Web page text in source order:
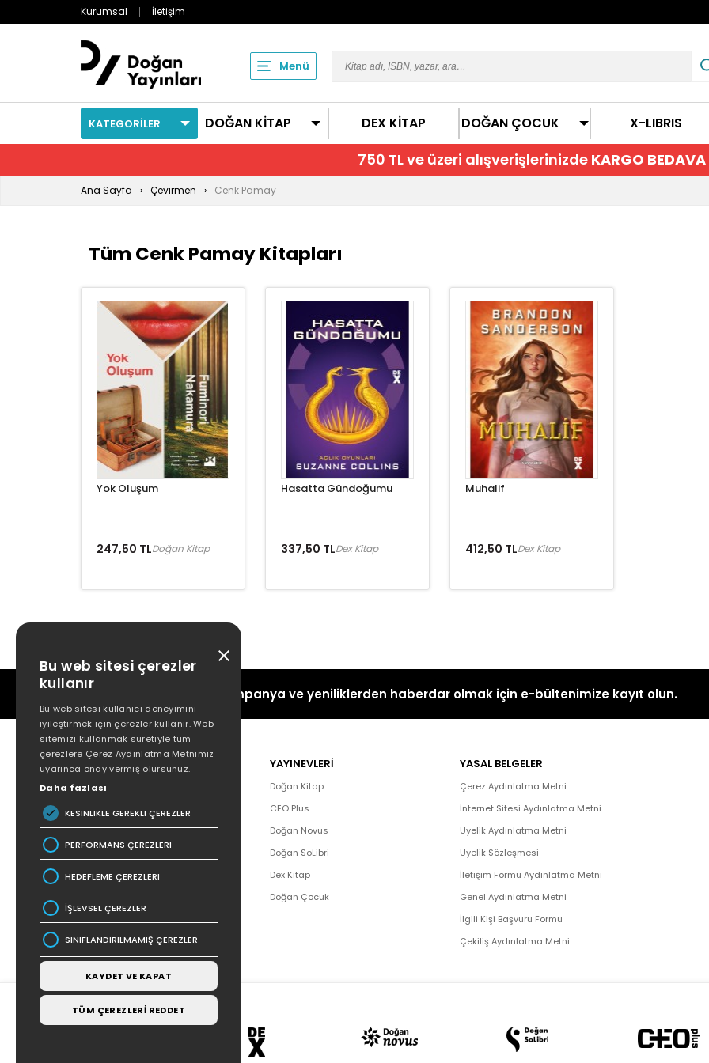
Kurumsal İletişim
Menü
KATEGORİLER DOĞAN KİTAP DEX KİTAP DOĞAN ÇOCUK X-LIBRIS
750 TL ve üzeri alışverişlerinizde KARGO BEDAVA
Ana Sayfa Çevirmen Cenk Pamay
Tüm Cenk Pamay Kitapları
Yok Oluşum
247,50 TLDoğan Kitap
Hasatta Gündoğumu
337,50 TLDex Kitap
Muhalif
412,50 TLDex Kitap
Kampanya ve yeniliklerden haberdar olmak için e-bültenimize kayıt olun.
POPÜLER
Hakkımızda
Yazar Listesi
İletişim
Bizden Haberler
YAYINEVLERİ
Doğan Kitap
CEO Plus
Doğan Novus
Doğan SoLibri
Dex Kitap
Doğan Çocuk
YASAL BELGELER
Çerez Aydınlatma Metni
İnternet Sitesi Aydınlatma Metni
Üyelik Aydınlatma Metni
Üyelik Sözleşmesi
İletişim Formu Aydınlatma Metni
Genel Aydınlatma Metni
İlgili Kişi Başvuru Formu
Çekiliş Aydınlatma Metni
Bu web sitesi çerezler
kullanır
Bu web sitesi kullanıcı deneyimini
iyileştirmek için çerezler kullanır. Web
sitemizi kullanmak suretiyle tüm
çerezlere Çerez Aydınlatma Metnimiz
uyarınca onay vermiş olursunuz.
Daha fazlası
KESINLIKLE GEREKLI ÇEREZLER
PERFORMANS ÇEREZLERI
HEDEFLEME ÇEREZLERI
İŞLEVSEL ÇEREZLER
SINIFLANDIRILMAMIŞ ÇEREZLER
KAYDET VE KAPAT
TÜM ÇEREZLERİ REDDET